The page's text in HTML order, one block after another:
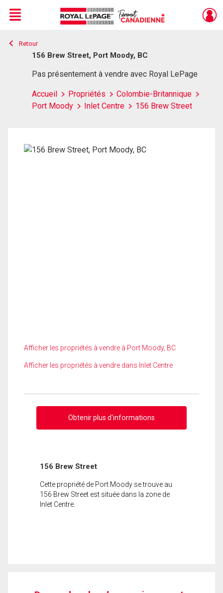
Live
En Direct
Menu
Retour
156 Brew Street, Port Moody, BC
Pas présentement à vendre avec Royal LePage
Accueil Propriétés
Colombie-Britannique
Port Moody
Inlet Centre 156 Brew Street
Afficher les propriétés à vendre à Port Moody, BC
Afficher les propriétés à vendre dans Inlet Centre
Obtenir plus d'informations
156 Brew Street
Cette propriété de Port Moody se trouve au
156 Brew Street est située dans la zone de
Inlet Centre.